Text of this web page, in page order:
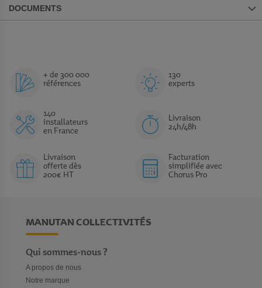
DOCUMENTS
+ de 300 000
références
130
experts
140
installateurs
en France
Livraison
24h/48h
Livraison
offerte dès
200€ HT
Facturation
simplifiée avec
Chorus Pro
MANUTAN COLLECTIVITÉS
Qui sommes-nous ?
A propos de nous
Notre marque